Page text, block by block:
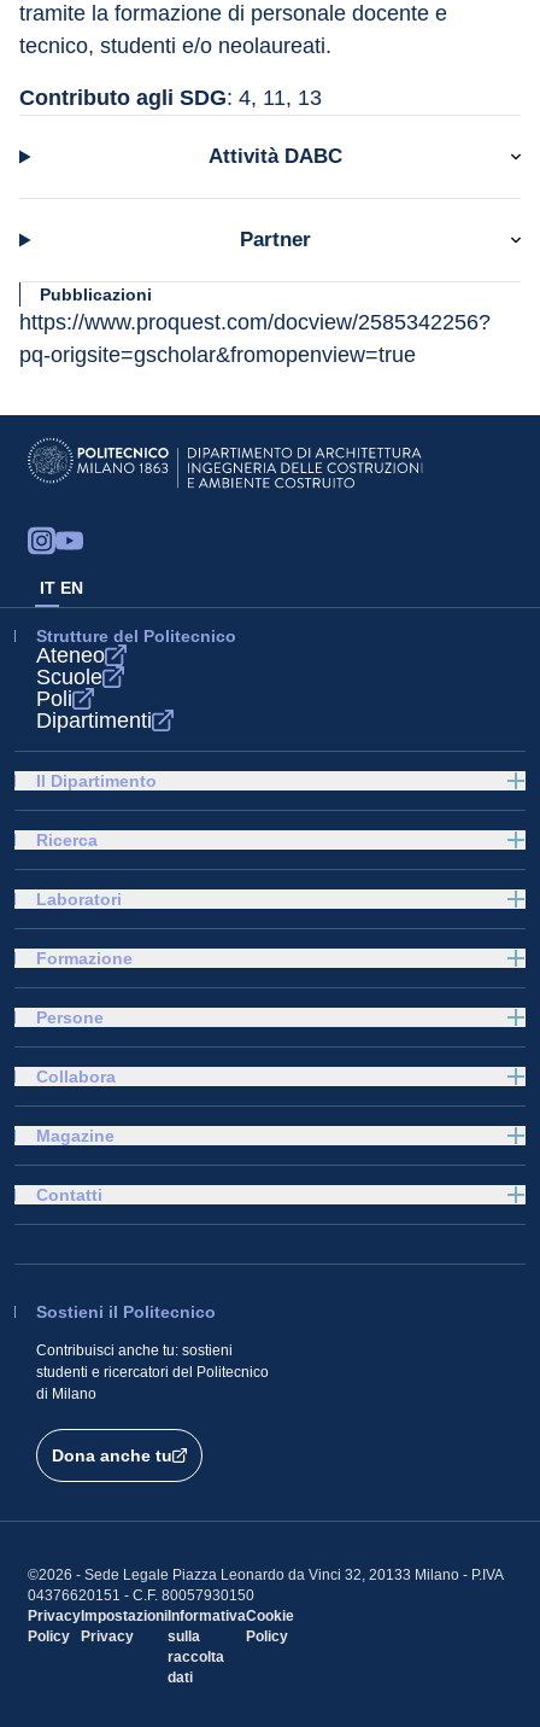
tramite la formazione di personale docente e
tecnico, studenti e/o neolaureati.
Contributo agli SDG: 4, 11, 13
Attività DABC
Partner
Pubblicazioni
https://www.proquest.com/docview/2585342256?
pq-origsite=gscholar&fromopenview=true
IT EN
Strutture del Politecnico
Ateneo
Scuole
Poli
Dipartimenti
Il Dipartimento
Ricerca
Laboratori
Formazione
Persone
Collabora
Magazine
Sostieni il Politecnico
Contribuisci anche tu: sostieni
studenti e ricercatori del Politecnico
di Milano
Dona anche tu
Contatti
©2026 - Sede Legale Piazza Leonardo da Vinci 32, 20133 Milano - P.IVA
04376620151 - C.F. 80057930150
Privacy
Policy
Impostazioni
Privacy
Informativa
sulla
raccolta
dati
Cookie
Policy